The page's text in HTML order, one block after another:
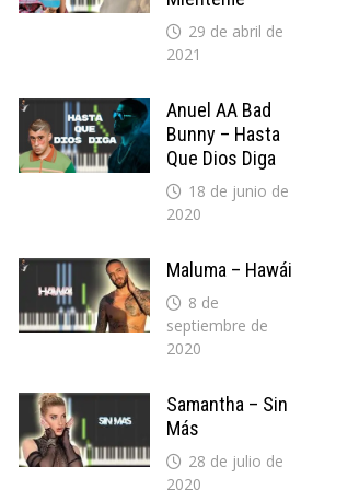
29 de abril de
2021
Anuel AA Bad
Bunny – Hasta
Que Dios Diga
18 de junio de
2020
Maluma – Hawái
8 de
septiembre de
2020
Samantha – Sin
Más
28 de julio de
2020